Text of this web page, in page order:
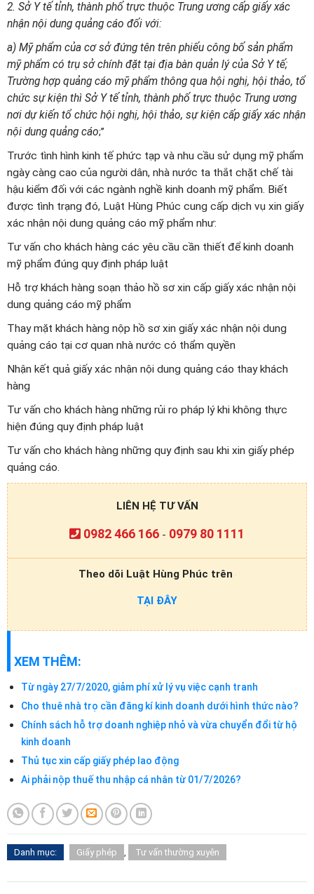
2. Sở Y tế tỉnh, thành phố trực thuộc Trung ương cấp giấy xác
nhận nội dung quảng cáo đối với:
a) Mỹ phẩm của cơ sở đứng tên trên phiếu công bố sản phẩm
mỹ phẩm có trụ sở chính đặt tại địa bàn quản lý của Sở Y tế;
Trường hợp quảng cáo mỹ phẩm thông qua hội nghị, hội thảo, tổ
chức sự kiện thì Sở Y tế tỉnh, thành phố trực thuộc Trung ương
nơi dự kiến tổ chức hội nghị, hội thảo, sự kiện cấp giấy xác nhận
nội dung quảng cáo;’’
Trước tình hình kinh tế phức tạp và nhu cầu sử dụng mỹ phẩm
ngày càng cao của người dân, nhà nước ta thắt chặt chế tài
hậu kiểm đối với các ngành nghề kinh doanh mỹ phẩm. Biết
được tình trạng đó, Luật Hùng Phúc cung cấp dịch vụ xin giấy
xác nhận nội dung quảng cáo mỹ phẩm như:
Tư vấn cho khách hàng các yêu cầu cần thiết để kinh doanh
mỹ phẩm đúng quy định pháp luật
Hỗ trợ khách hàng soạn thảo hồ sơ xin cấp giấy xác nhận nội
dung quảng cáo mỹ phẩm
Thay mặt khách hàng nộp hồ sơ xin giấy xác nhận nội dung
quảng cáo tại cơ quan nhà nước có thẩm quyền
Nhận kết quả giấy xác nhận nội dung quảng cáo thay khách
hàng
Tư vấn cho khách hàng những rủi ro pháp lý khi không thực
hiện đúng quy định pháp luật
Tư vấn cho khách hàng những quy định sau khi xin giấy phép
quảng cáo.
LIÊN HỆ TƯ VẤN
0982 466 166 - 0979 80 1111
Theo dõi Luật Hùng Phúc trên
TẠI ĐÂY
XEM THÊM:
Từ ngày 27/7/2020, giảm phí xử lý vụ việc cạnh tranh
Cho thuê nhà trọ cần đăng kí kinh doanh dưới hình thức nào?
Chính sách hỗ trợ doanh nghiệp nhỏ và vừa chuyển đổi từ hộ
kinh doanh
Thủ tục xin cấp giấy phép lao động
Ai phải nộp thuế thu nhập cá nhân từ 01/7/2026?
Danh mục: Giấy phép , Tư vấn thường xuyên